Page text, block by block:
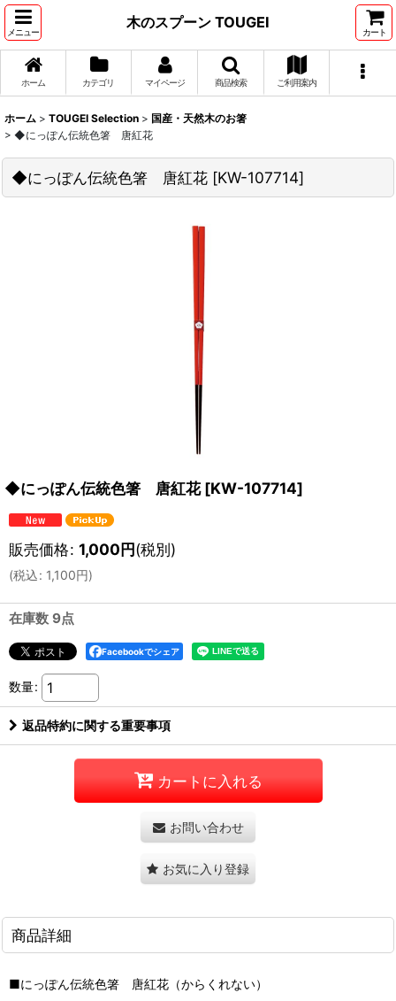
メニュー
木のスプーン TOUGEI
カート
ホーム カテゴリ マイページ 商品検索 ご利用案内
ホーム > TOUGEI Selection > 国産・天然木のお箸
> ◆にっぽん伝統色箸 唐紅花
◆にっぽん伝統色箸 唐紅花 [KW-107714]
◆にっぽん伝統色箸 唐紅花 [KW-107714]
販売価格: 1,000円(税別)
(税込: 1,100円)
在庫数 9点
Facebookでシェア
数量:
返品特約に関する重要事項
カートに入れる
お問い合わせ
お気に入り登録
商品詳細
■にっぽん伝統色箸 唐紅花（からくれない）